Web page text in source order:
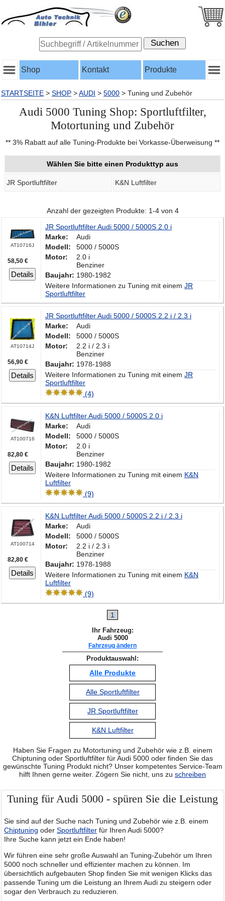
Shop Kontakt Produkte
STARTSEITE > SHOP >AUDI > 5000 > Tuning und Zubehör
Audi 5000 Tuning Shop: Sportluftfilter,
Motortuning und Zubehör
** 3% Rabatt auf alle Tuning-Produkte bei Vorkasse-Überweisung **
Wählen Sie bitte einen Produkttyp aus
JR Sportluftfilter K&N Luftfilter
Anzahl der gezeigten Produkte: 1-4 von 4
AT10716J
58,50 €
Details
JR Sportluftfilter Audi 5000 / 5000S 2.0 i
Marke:
Audi
Modell:
5000 / 5000S
Motor:
2.0 i
Benziner
Baujahr: 1980-1982
Weitere Informationen zu Tuning mit einem JR
Sportluftfilter
AT10714J
56,90 €
Details
JR Sportluftfilter Audi 5000 / 5000S 2.2 i / 2.3 i
Marke:
Audi
Modell:
5000 / 5000S
Motor:
2.2 i / 2.3 i
Benziner
Baujahr: 1978-1988
Weitere Informationen zu Tuning mit einem JR
Sportluftfilter
(4)
AT100716
82,80 €
Details
K&N Luftfilter Audi 5000 / 5000S 2.0 i
Marke:
Audi
Modell:
5000 / 5000S
Motor:
2.0 i
Benziner
Baujahr: 1980-1982
Weitere Informationen zu Tuning mit einem K&N
Luftfilter
(9)
AT100714
82,80 €
Details
K&N Luftfilter Audi 5000 / 5000S 2.2 i / 2.3 i
Marke:
Audi
Modell:
5000 / 5000S
Motor:
2.2 i / 2.3 i
Benziner
Baujahr: 1978-1988
Weitere Informationen zu Tuning mit einem K&N
Luftfilter
(9)
1
Ihr Fahrzeug:
Audi 5000
Fahrzeug ändern
Produktauswahl:
Alle Produkte
Alle Sportluftfilter
JR Sportluftfilter
K&N Luftfilter
Haben Sie Fragen zu Motortuning und Zubehör wie z.B. einem
Chiptuning oder Sportluftfilter für Audi 5000 oder finden Sie das
gewünschte Tuning Produkt nicht? Unser kompetentes Service-Team
hilft Ihnen gerne weiter. Zögern Sie nicht, uns zu schreiben
Tuning für Audi 5000 - spüren Sie die Leistung
Sie sind auf der Suche nach Tuning und Zubehör wie z.B. einem
Chiptuning oder Sportluftfilter für Ihren Audi 5000?
Ihre Suche kann jetzt ein Ende haben!
Wir führen eine sehr große Auswahl an Tuning-Zubehör um Ihren
5000 noch schneller und effizienter machen zu können. Im
übersichtlich aufgebauten Shop finden Sie mit wenigen Klicks das
passende Tuning um die Leistung an Ihrem Audi zu steigern oder
sogar den Verbrauch zu reduzieren.